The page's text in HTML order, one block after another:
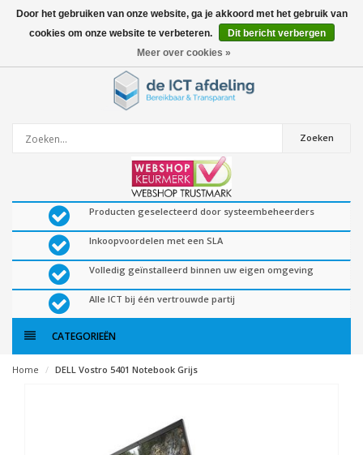
0artikelen
Zoeken
Producten geselecteerd door systeembeheerders
Inkoopvoordelen met een SLA
Volledig geïnstalleerd binnen uw eigen omgeving
Alle ICT bij één vertrouwde partij
CATEGORIEËN
Home DELL Vostro 5401 Notebook Grijs
Door het gebruiken van onze website, ga je akkoord met het gebruik van
cookies om onze website te verbeteren.
Dit bericht verbergen
Meer over cookies »